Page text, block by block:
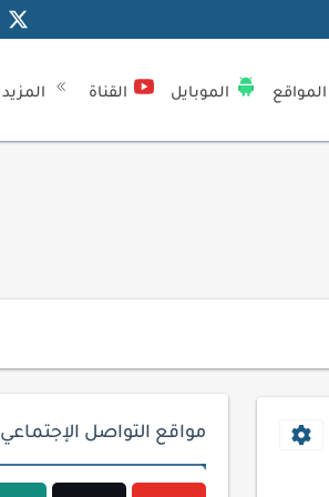
المواقع الموبايل القناة المزيد
مواقع التواصل الإجتماعي